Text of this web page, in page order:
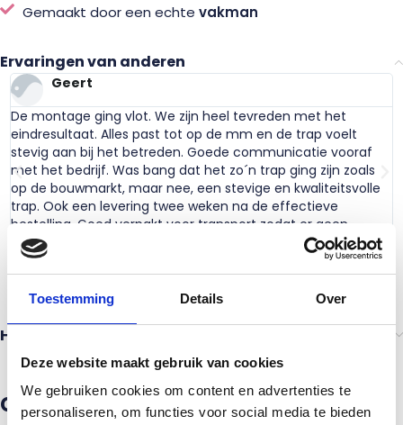
Toestemming Details Over
Deze website maakt gebruik van cookies
We gebruiken cookies om content en advertenties te
personaliseren, om functies voor social media te bieden
Gemaakt door een echte vakman
Ervaringen van anderen
Geert
De montage ging vlot. We zijn heel tevreden met het
eindresultaat. Alles past tot op de mm en de trap voelt
stevig aan bij het betreden. Goede communicatie vooraf
met het bedrijf. Was bang dat het zo´n trap ging zijn zoals
op de bouwmarkt, maar nee, een stevige en kwaliteitsvolle
trap. Ook een levering twee weken na de effectieve
bestelling. Goed verpakt voor transport zodat er geen
beschadigingen waren. Kortom een aanrader! Mvg, Geert uit
Belgie.
Heb je advies nodig?
Gerelateerde producten